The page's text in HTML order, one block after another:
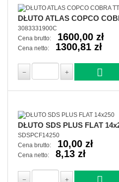
DŁUTO ATLAS COPCO
3083331900C
Cena brutto:
1600,00 zł
Cena netto: 1300,81 zł
DŁUTO SDS PLUS FLAT
SDSPCF14250
Cena brutto:
10,00 zł
Cena netto: 8,13 zł